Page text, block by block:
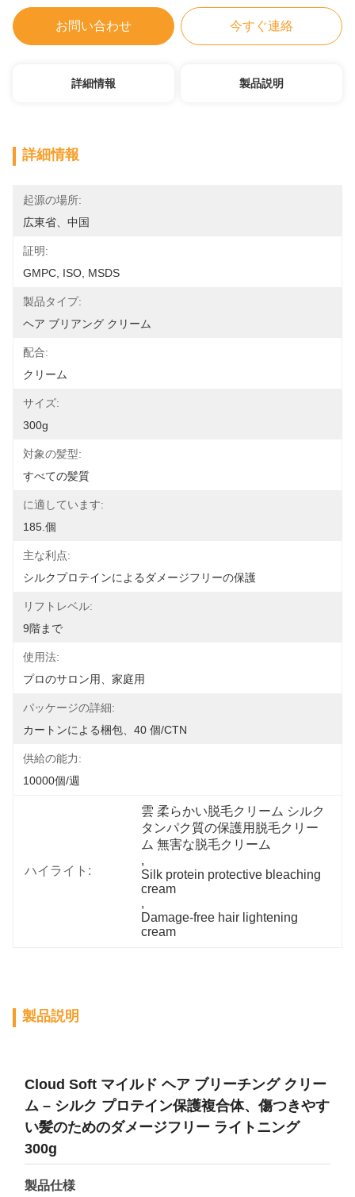
お問い合わせ 今すぐ連絡
詳細情報 製品説明
詳細情報
起源の場所:
広東省、中国
証明:
GMPC, ISO, MSDS
製品タイプ:
ヘア ブリアング クリーム
配合:
クリーム
サイズ:
300g
対象の髪型:
すべての髪質
に適しています:
185.個
主な利点:
シルクプロテインによるダメージフリーの保護
リフトレベル:
9階まで
使用法:
プロのサロン用、家庭用
パッケージの詳細:
カートンによる梱包、40 個/CTN
供給の能力:
10000個/週
ハイライト:
雲 柔らかい脱毛クリーム シルク
タンパク質の保護用脱毛クリー
ム 無害な脱毛クリーム
,
Silk protein protective bleaching
cream
,
Damage-free hair lightening
cream
製品説明
Cloud Soft マイルド ヘア ブリーチング クリー
ム – シルク プロテイン保護複合体、傷つきやす
い髪のためのダメージフリー ライトニング
300g
製品仕様